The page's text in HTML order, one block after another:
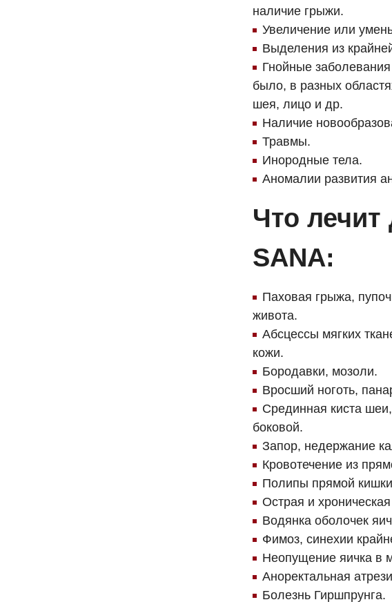
наличие грыжи.
Увеличение или
Выделения из
Гнойные
было, в разных
шея, лицо и др.
Наличие
Травмы.
Инородные тела.
Аномалии развития
Что лечит
SANA:
Паховая грыжа,
живота.
Абсцессы мягких
кожи.
Бородавки, мозоли.
Вросший ноготь,
Срединная киста
боковой.
Запор, недержание
Кровотечение из
Полипы прямой
Острая и
Водянка оболочек
Фимоз, синехии
Неопущение яичка в
Аноректальная
Болезнь Гиршпрунга.